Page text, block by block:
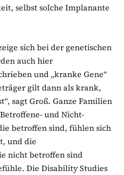
selbst solche Implanante
sich bei der genetischen
auch hier
und „kranke Gene“
gilt dann als krank,
sagt Groß. Ganze Familien
und Nicht-
betroffen sind, fühlen sich
und die
nicht betroffen sind
Die Disability Studies